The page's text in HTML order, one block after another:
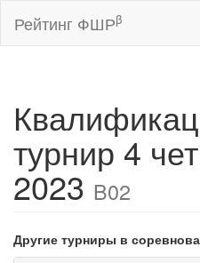
Рейтинг ФШРβ
турнир 4
2023 B02
Другие турниры в